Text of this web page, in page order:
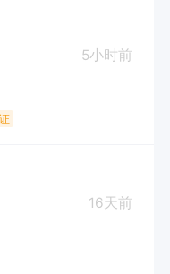
5小时前
16天前